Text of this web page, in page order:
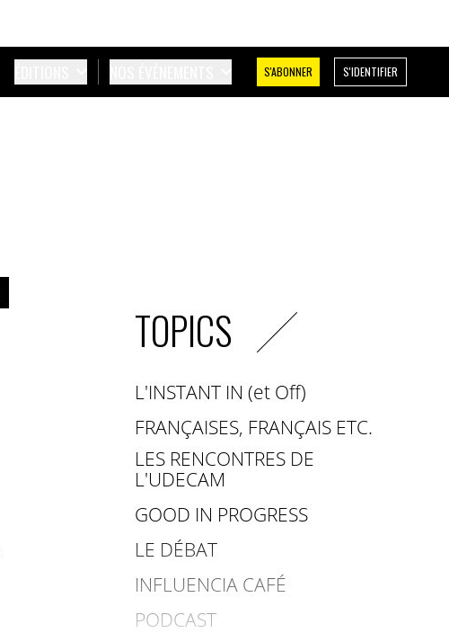
S'ABONNER S'IDENTIFIER
TOPICS
L'INSTANT IN (et Off)
FRANÇAISES, FRANÇAIS ETC.
LES RENCONTRES DE
L'UDECAM
GOOD IN PROGRESS
LE DÉBAT
INFLUENCIA CAFÉ
PODCAST